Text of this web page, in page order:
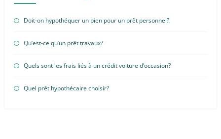
Doit-on hypothéquer un bien pour un prêt personnel?
Qu’est-ce qu’un prêt travaux?
Quels sont les frais liés à un crédit voiture d’occasion?
Quel prêt hypothécaire choisir?